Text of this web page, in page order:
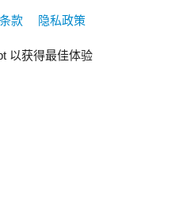
款 隐私政策
以获得最佳体验